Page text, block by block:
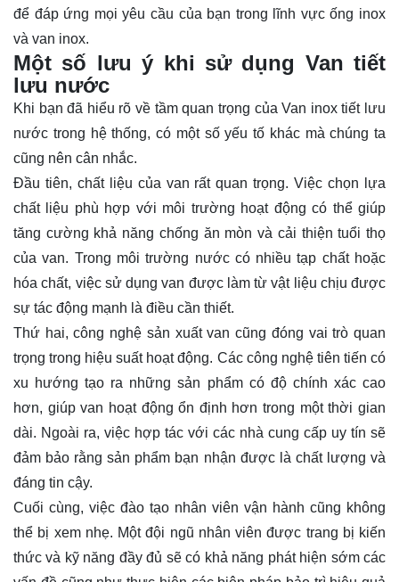
để đáp ứng mọi yêu cầu của bạn trong lĩnh vực ống inox
và van inox.
Một số lưu ý khi sử dụng Van tiết
lưu nước
Khi bạn đã hiểu rõ về tầm quan trọng của Van inox tiết lưu
nước trong hệ thống, có một số yếu tố khác mà chúng ta
cũng nên cân nhắc.
Đầu tiên, chất liệu của van rất quan trọng. Việc chọn lựa
chất liệu phù hợp với môi trường hoạt động có thể giúp
tăng cường khả năng chống ăn mòn và cải thiện tuổi thọ
của van. Trong môi trường nước có nhiều tạp chất hoặc
hóa chất, việc sử dụng van được làm từ vật liệu chịu được
sự tác động mạnh là điều cần thiết.
Thứ hai, công nghệ sản xuất van cũng đóng vai trò quan
trọng trong hiệu suất hoạt động. Các công nghệ tiên tiến có
xu hướng tạo ra những sản phẩm có độ chính xác cao
hơn, giúp van hoạt động ổn định hơn trong một thời gian
dài. Ngoài ra, việc hợp tác với các nhà cung cấp uy tín sẽ
đảm bảo rằng sản phẩm bạn nhận được là chất lượng và
đáng tin cậy.
Cuối cùng, việc đào tạo nhân viên vận hành cũng không
thể bị xem nhẹ. Một đội ngũ nhân viên được trang bị kiến
thức và kỹ năng đầy đủ sẽ có khả năng phát hiện sớm các